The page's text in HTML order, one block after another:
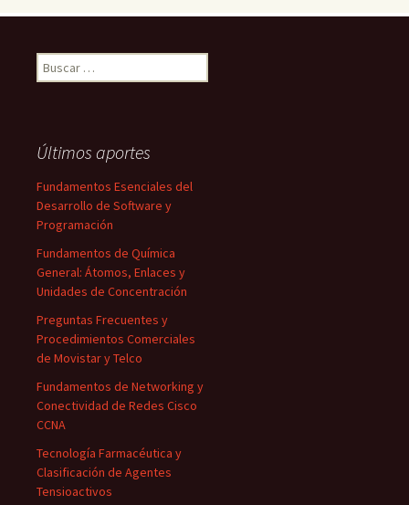
Buscar:
Últimos aportes
Fundamentos Esenciales del
Desarrollo de Software y
Programación
Fundamentos de Química
General: Átomos, Enlaces y
Unidades de Concentración
Preguntas Frecuentes y
Procedimientos Comerciales
de Movistar y Telco
Fundamentos de Networking y
Conectividad de Redes Cisco
CCNA
Tecnología Farmacéutica y
Clasificación de Agentes
Tensioactivos